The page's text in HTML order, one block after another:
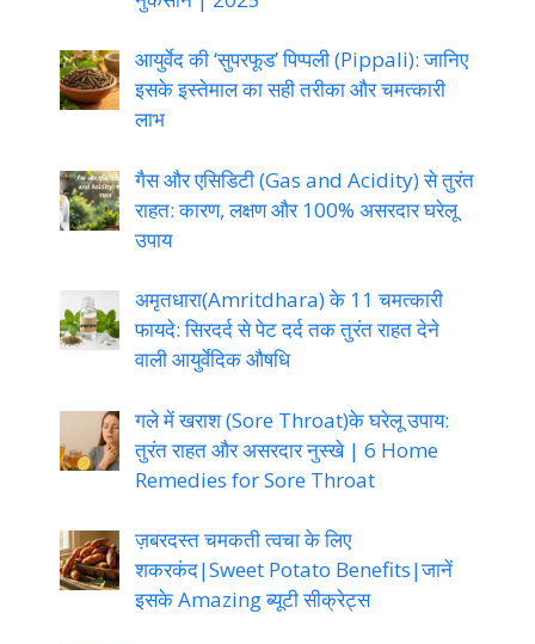
आयुर्वेद की ‘सुपरफूड’ पिप्पली (Pippali): जानिए
इसके इस्तेमाल का सही तरीका और चमत्कारी
लाभ
गैस और एसिडिटी (Gas and Acidity) से तुरंत
राहत: कारण, लक्षण और 100% असरदार घरेलू
उपाय
अमृतधारा(Amritdhara) के 11 चमत्कारी
फायदे: सिरदर्द से पेट दर्द तक तुरंत राहत देने
वाली आयुर्वेदिक औषधि
गले में खराश (Sore Throat)के घरेलू उपाय:
तुरंत राहत और असरदार नुस्खे | 6 Home
Remedies for Sore Throat
ज़बरदस्त चमकती त्वचा के लिए
शकरकंद|Sweet Potato Benefits|जानें
इसके Amazing ब्यूटी सीक्रेट्स